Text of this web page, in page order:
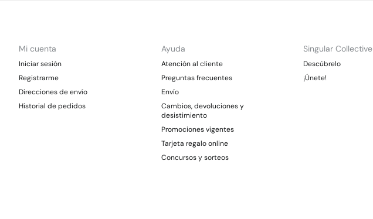
Mi cuenta
Iniciar sesión
Registrarme
Direcciones de envío
Historial de pedidos
Ayuda
Atención al cliente
Preguntas frecuentes
Envío
Cambios, devoluciones y
desistimiento
Promociones vigentes
Tarjeta regalo online
Concursos y sorteos
Singular Collective
Descúbrelo
¡Únete!